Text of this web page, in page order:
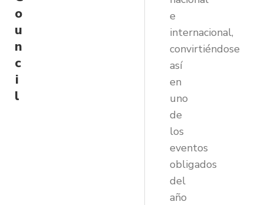
o
u
n
c
i
l
e
internacional,
convirtiéndose
así
en
uno
de
los
eventos
obligados
del
año